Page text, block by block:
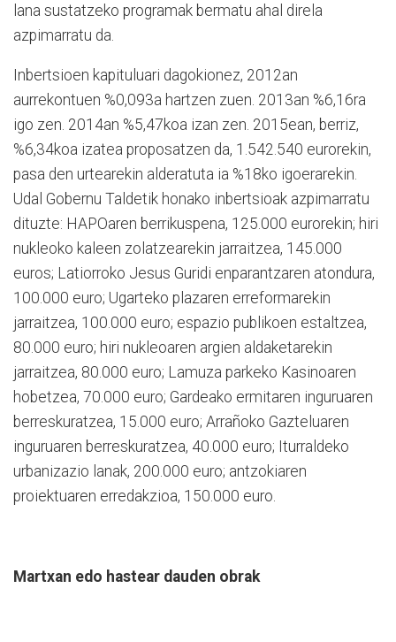
lana sustatzeko programak bermatu ahal direla
azpimarratu da.
Inbertsioen kapituluari dagokionez, 2012an
aurrekontuen %0,093a hartzen zuen. 2013an %6,16ra
igo zen. 2014an %5,47koa izan zen. 2015ean, berriz,
%6,34koa izatea proposatzen da, 1.542.540 eurorekin,
pasa den urtearekin alderatuta ia %18ko igoerarekin.
Udal Gobernu Taldetik honako inbertsioak azpimarratu
dituzte: HAPOaren berrikuspena, 125.000 eurorekin; hiri
nukleoko kaleen zolatzearekin jarraitzea, 145.000
euros; Latiorroko Jesus Guridi enparantzaren atondura,
100.000 euro; Ugarteko plazaren erreformarekin
jarraitzea, 100.000 euro; espazio publikoen estaltzea,
80.000 euro; hiri nukleoaren argien aldaketarekin
jarraitzea, 80.000 euro; Lamuza parkeko Kasinoaren
hobetzea, 70.000 euro; Gardeako ermitaren inguruaren
berreskuratzea, 15.000 euro; Arrañoko Gazteluaren
inguruaren berreskuratzea, 40.000 euro; Iturraldeko
urbanizazio lanak, 200.000 euro; antzokiaren
proiektuaren erredakzioa, 150.000 euro.
Martxan edo hastear dauden obrak